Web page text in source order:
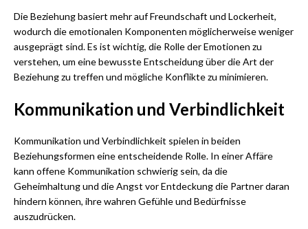
Die Beziehung basiert mehr auf Freundschaft und Lockerheit,
wodurch die emotionalen Komponenten möglicherweise weniger
ausgeprägt sind. Es ist wichtig, die Rolle der Emotionen zu
verstehen, um eine bewusste Entscheidung über die Art der
Beziehung zu treffen und mögliche Konflikte zu minimieren.
Kommunikation und Verbindlichkeit
Kommunikation und Verbindlichkeit spielen in beiden
Beziehungsformen eine entscheidende Rolle. In einer Affäre
kann offene Kommunikation schwierig sein, da die
Geheimhaltung und die Angst vor Entdeckung die Partner daran
hindern können, ihre wahren Gefühle und Bedürfnisse
auszudrücken.